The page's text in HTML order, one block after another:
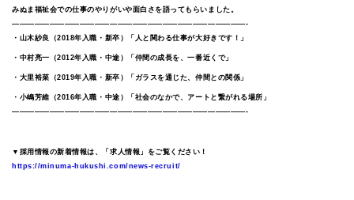
みぬま福祉会での仕事のやりがいや面白さを語ってもらいました。
———————————————————————————————-
・山木紗良（2018年入職・新卒）「人と関わる仕事が大好きです！」
・中村亮一（2012年入職・中途）「仲間の成長を、一番近くで」
・大里裕菜（2019年入職・新卒）「ガラスを通じた、仲間との関係」
・小嶋芳維（2016年入職・中途）「社会のなかで、アートと繋がれる場所」
———————————————————————————————-
▼採用情報の新着情報は、「求人情報」をご覧ください！
https://minuma-hukushi.com/news-recruit/